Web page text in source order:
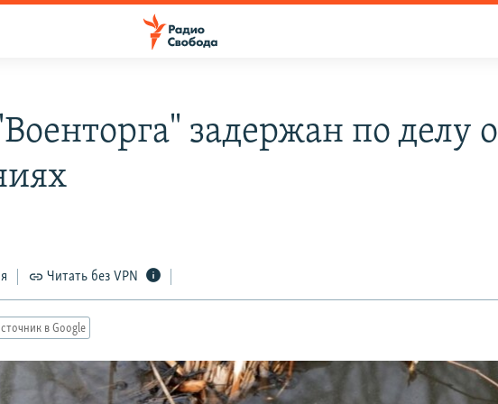
задержан по делу о
Читать без VPN
в Google